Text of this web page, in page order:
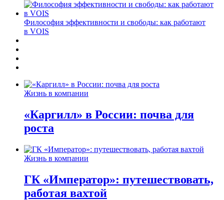
Философия эффективности и свободы: как работают
в VOIS
Жизнь в компании
«Каргилл» в России: почва для
роста
Жизнь в компании
ГК «Император»: путешествовать,
работая вахтой